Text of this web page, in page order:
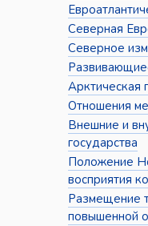
Северная
Северное
Арктическая
Отношения
Внешние и
государства
Положение
восприятия
Размещение
повышенной